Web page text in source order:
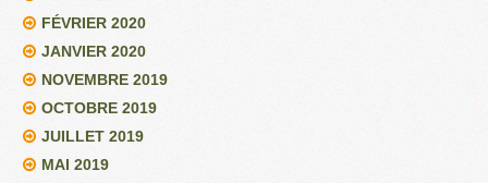
FÉVRIER 2020
JANVIER 2020
NOVEMBRE 2019
OCTOBRE 2019
JUILLET 2019
MAI 2019